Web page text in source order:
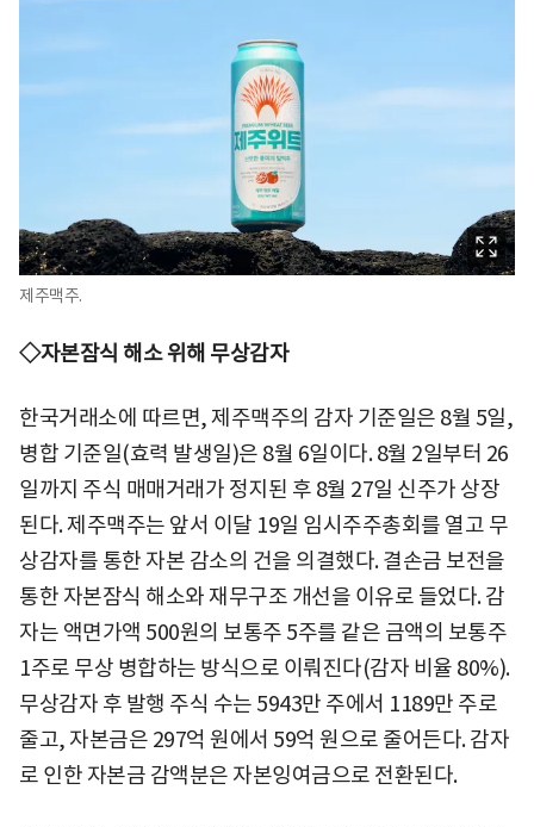
제주맥주.
◇자본잠식 해소 위해 무상감자
한국거래소에 따르면, 제주맥주의 감자 기준일은 8월 5일,
병합 기준일(효력 발생일)은 8월 6일이다. 8월 2일부터 26
일까지 주식 매매거래가 정지된 후 8월 27일 신주가 상장
된다. 제주맥주는 앞서 이달 19일 임시주주총회를 열고 무
상감자를 통한 자본 감소의 건을 의결했다. 결손금 보전을
통한 자본잠식 해소와 재무구조 개선을 이유로 들었다. 감
자는 액면가액 500원의 보통주 5주를 같은 금액의 보통주
1주로 무상 병합하는 방식으로 이뤄진다(감자 비율 80%).
무상감자 후 발행 주식 수는 5943만 주에서 1189만 주로
줄고, 자본금은 297억 원에서 59억 원으로 줄어든다. 감자
로 인한 자본금 감액분은 자본잉여금으로 전환된다.